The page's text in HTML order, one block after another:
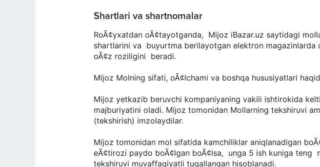
Shartlari va shartnomalar
RoÃ¢yxatdan oÃ¢tayotganda, Mijoz iBazar.uz saytidagi
shartlarini va buyurtma berilayotgan elektron magazinlarda
oÃ¢z roziligini beradi.
Mijoz Molning sifati, oÃ¢lchami va boshqa hususiyatlari
Mijoz yetkazib beruvchi kompaniyaning vakili ishtirokida
majburiyatini oladi. Mijoz tomonidan Mollarning tekshiruvi
(tekshirish) imzolaydilar.
Mijoz tomonidan mol sifatida kamchiliklar aniqlanadigan
eÃ¢tirozi paydo boÃ¢lgan boÃ¢lsa, unga 5 ish
tekshiruvi muvaffaqiyatli tugallangan hisoblanadi.